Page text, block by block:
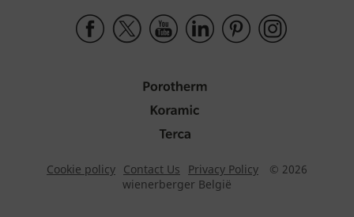
Cookie policy Contact Us Privacy Policy
© 2026
wienerberger België